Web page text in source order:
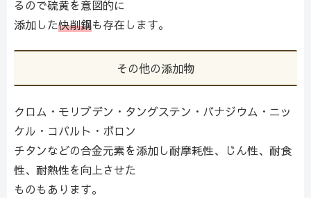
るので硫黄を意図的に
添加した快削鋼も存在します。
その他の添加物
クロム・モリブデン・タングステン・バナジウム・ニッ
ケル・コバルト・ボロン
チタンなどの合金元素を添加し耐摩耗性、じん性、耐食
性、耐熱性を向上させた
ものもあります。